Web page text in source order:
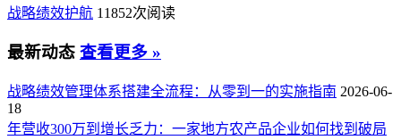
战略绩效护航 11852次阅读
最新动态 查看更多 »
战略绩效管理体系搭建全流程：从零到一的实施指南 2026-06-
18
年营收300万到增长乏力：一家地方农产品企业如何找到破局